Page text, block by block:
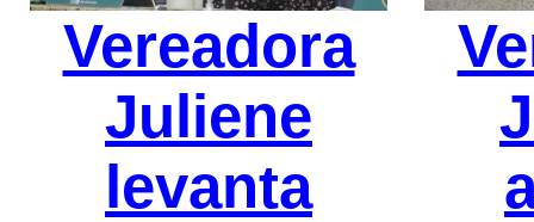
Vereadora
Juliene
levanta